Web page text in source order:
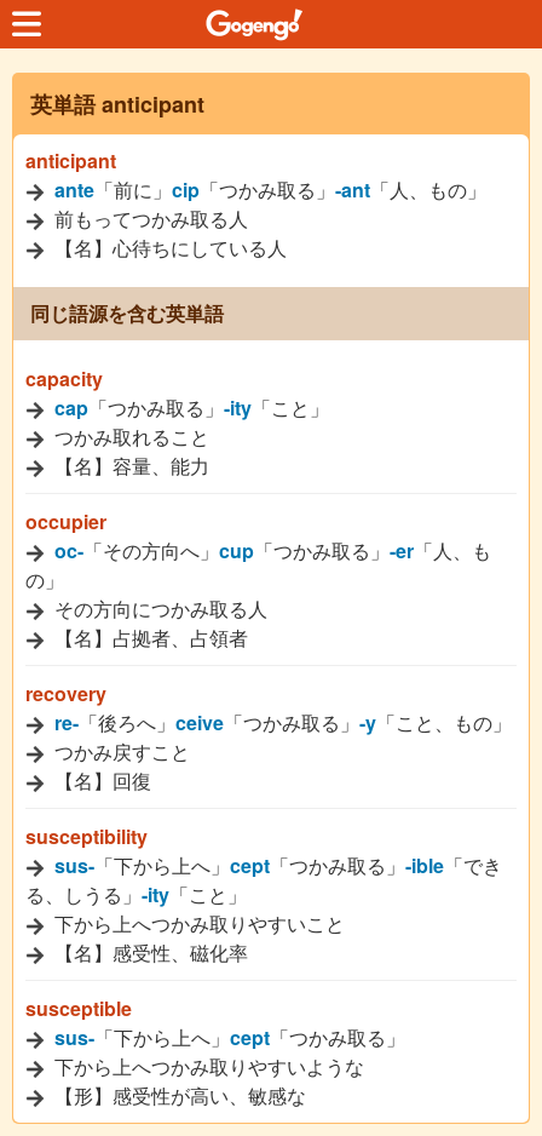
英単語 anticipant
anticipant
ante 「前に」 cip 「つかみ取る」 -ant 「人、もの」
前もってつかみ取る人
【名】心待ちにしている人
同じ語源を含む英単語
capacity
cap 「つかみ取る」 -ity 「こと」
つかみ取れること
【名】容量、能力
occupier
oc- 「その方向へ」 cup 「つかみ取る」 -er 「人、も
の」
その方向につかみ取る人
【名】占拠者、占領者
recovery
re- 「後ろへ」 ceive 「つかみ取る」 -y 「こと、もの」
つかみ戻すこと
【名】回復
susceptibility
sus- 「下から上へ」 cept 「つかみ取る」 -ible 「でき
る、しうる」 -ity 「こと」
下から上へつかみ取りやすいこと
【名】感受性、磁化率
susceptible
sus- 「下から上へ」 cept 「つかみ取る」
下から上へつかみ取りやすいような
【形】感受性が高い、敏感な